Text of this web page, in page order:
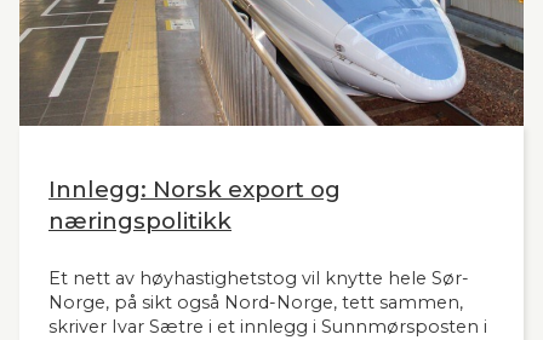
Innlegg: Norsk export og
næringspolitikk
Et nett av høyhastighetstog vil knytte hele Sør-
Norge, på sikt også Nord-Norge, tett sammen,
skriver Ivar Sætre i et innlegg i Sunnmørsposten i